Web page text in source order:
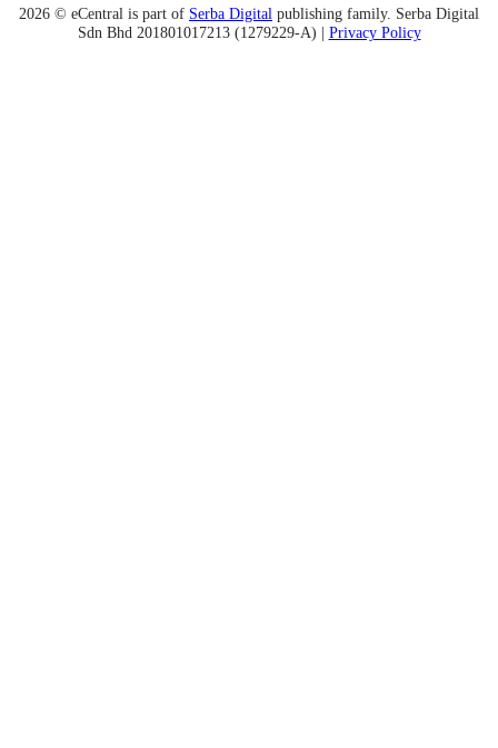
2026 © eCentral is part of Serba Digital publishing family. Serba Digital
Sdn Bhd 201801017213 (1279229-A) | Privacy Policy